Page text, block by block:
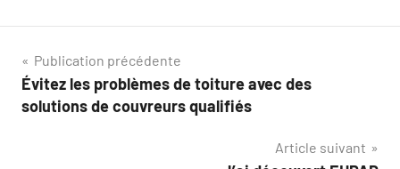
Navigation
de
Publication précédente
Évitez les problèmes de toiture avec des
solutions de couvreurs qualifiés
Article suivant